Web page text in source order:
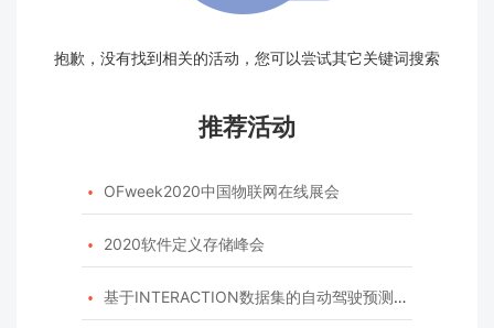
抱歉，没有找到相关的活动，您可以尝试其它关键词搜索
推荐活动
 OFweek2020中国物联网在线展会
 2020软件定义存储峰会
 基于INTERACTION数据集的自动驾驶预测模型挑战赛